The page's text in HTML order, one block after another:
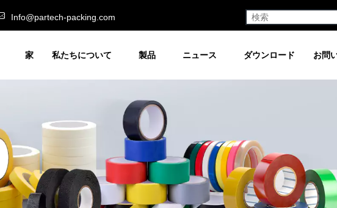
Info@partech-packing.com
家 私たちについて 製品 ニュース ダウンロード お問